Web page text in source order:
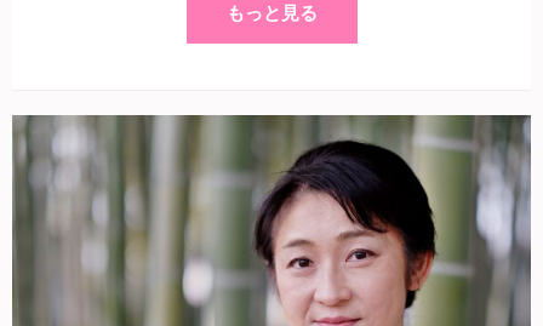
もっと見る